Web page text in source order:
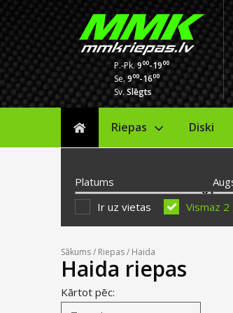
P.-Pk.900-1900
Se.900-1600
Sv.Slēgts
Riepas Diski
Platums
Ir uz vietas Vismaz 2
Sākums/ Riepas/ Haida
Haida riepas
Kārtot pēc: